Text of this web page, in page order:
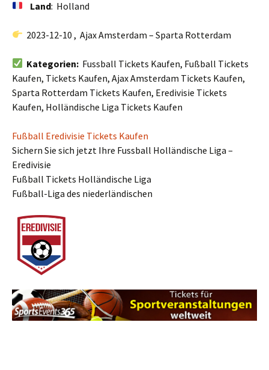
Land: Holland
2023-12-10 , Ajax Amsterdam – Sparta Rotterdam
Kategorien: Fussball Tickets Kaufen, Fußball Tickets
Kaufen, Tickets Kaufen, Ajax Amsterdam Tickets Kaufen,
Sparta Rotterdam Tickets Kaufen, Eredivisie Tickets
Kaufen, Holländische Liga Tickets Kaufen
Fußball Eredivisie Tickets Kaufen
Sichern Sie sich jetzt Ihre Fussball Holländische Liga –
Eredivisie
Fußball Tickets Holländische Liga
Fußball-Liga des niederländischen